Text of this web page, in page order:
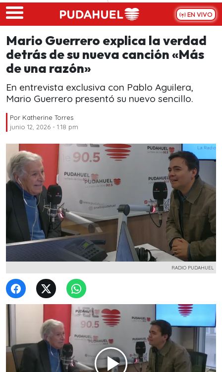
Skip to main content
EN VIVO
Mario Guerrero explica la verdad
detrás de su nueva canción «Más
de una razón»
En entrevista exclusiva con Pablo Aguilera,
Mario Guerrero presentó su nuevo sencillo.
Por Katherine Torres
junio 12, 2026 - 1:18 pm
RADIO PUDAHUEL